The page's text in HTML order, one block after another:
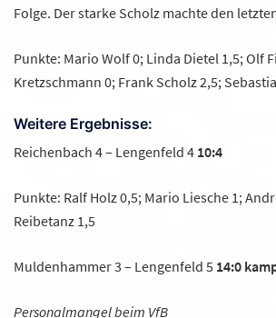
Folge. Der starke Scholz machte den
Punkte: Mario Wolf 0; Linda Dietel 1,5; Olf
Kretzschmann 0; Frank Scholz 2,5;
Weitere Ergebnisse:
Reichenbach 4 – Lengenfeld 4 10:4
Punkte: Ralf Holz 0,5; Mario Liesche 1;
Reibetanz 1,5
Muldenhammer 3 – Lengenfeld 5 14:0
Personalmangel beim VfB